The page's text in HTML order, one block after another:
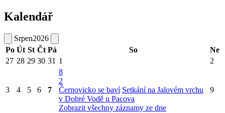
Kalendář
Srpen2026
Po Út St Čt Pá So
Ne
27 28 29 30 31 1 2
3 4 5 6 7
8
2
Černovicko se baví Setkání na Jalovém vrchu
v Dobré Vodě u Pacova
Zobrazit všechny záznamy ze dne
9